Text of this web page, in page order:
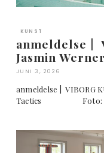
KUNST
anmeldelse |
Jasmin Werner
JUNI 3, 2026
anmeldelse | VIBORG
Tactics Foto: